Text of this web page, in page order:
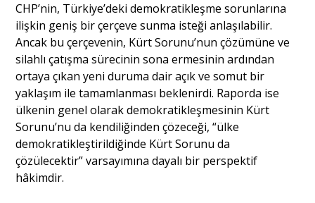
CHP’nin, Türkiye’deki demokratikleşme sorunlarına
ilişkin geniş bir çerçeve sunma isteği anlaşılabilir.
Ancak bu çerçevenin, Kürt Sorunu’nun çözümüne ve
silahlı çatışma sürecinin sona ermesinin ardından
ortaya çıkan yeni duruma dair açık ve somut bir
yaklaşım ile tamamlanması beklenirdi. Raporda ise
ülkenin genel olarak demokratikleşmesinin Kürt
Sorunu’nu da kendiliğinden çözeceği, “ülke
demokratikleştirildiğinde Kürt Sorunu da
çözülecektir” varsayımına dayalı bir perspektif
hâkimdir.